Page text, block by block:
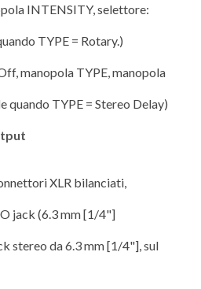
INTENSITY, selettore:
TYPE = Rotary.)
manopola TYPE, manopola
quando TYPE = Stereo Delay)
XLR bilanciati,
jack (6.3 mm [1/4"]
stereo da 6.3 mm [1/4"], sul